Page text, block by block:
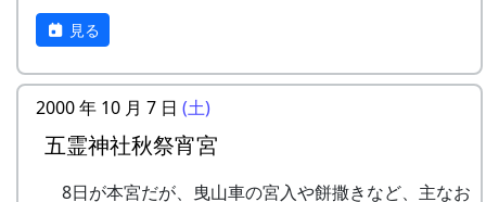
ます。
多可町の特産品がもらえます(1万円相当)。
地元の新鮮な野菜を購入できます。
田植え、稲刈り時のイベントに参加できま
す。
村の秋祭りに参加して、御神酒を飲み、「ひ
平成27年度棚田オーナー (2015-04-12 11:26:16)
岩座神棚田オーナーの特典
一から十までプロの指導を受け、減農薬栽培
の米づくりを体験できます。
収穫した米を全部お持ち帰りいただけます。
(100平方メートルの収穫収量は玄米で約30キ
見る
2000 年 10 月 7 日 (土)
五霊神社秋祭宵宮
8日が本宮だが、曳山車の宮入や餅撒きなど、主なお